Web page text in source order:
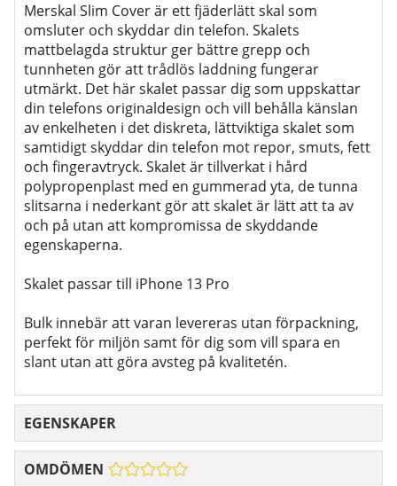
Merskal Slim Cover är ett fjäderlätt skal som
omsluter och skyddar din telefon. Skalets
mattbelagda struktur ger bättre grepp och
tunnheten gör att trådlös laddning fungerar
utmärkt. Det här skalet passar dig som uppskattar
din telefons originaldesign och vill behålla känslan
av enkelheten i det diskreta, lättviktiga skalet som
samtidigt skyddar din telefon mot repor, smuts, fett
och fingeravtryck. Skalet är tillverkat i hård
polypropenplast med en gummerad yta, de tunna
slitsarna i nederkant gör att skalet är lätt att ta av
och på utan att kompromissa de skyddande
egenskaperna.
Skalet passar till iPhone 13 Pro
Bulk innebär att varan levereras utan förpackning,
perfekt för miljön samt för dig som vill spara en
slant utan att göra avsteg på kvalitetén.
EGENSKAPER
OMDÖMEN